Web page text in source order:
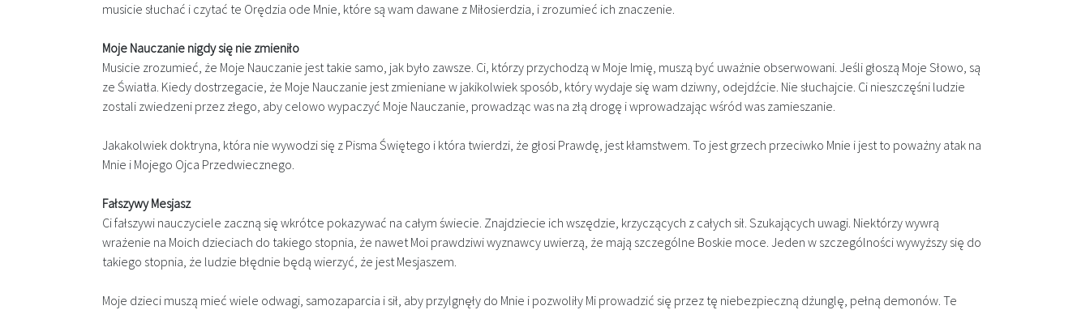
musicie słuchać i czytać te Orędzia ode Mnie, które są wam dawane z Miłosierdzia, i zrozumieć ich znaczenie.
Moje Nauczanie nigdy się nie zmieniło
Musicie zrozumieć, że Moje Nauczanie jest takie samo, jak było zawsze. Ci, którzy przychodzą w Moje Imię, muszą być uważnie obserwowani. Jeśli głoszą Moje Słowo, są
ze Światła. Kiedy dostrzegacie, że Moje Nauczanie jest zmieniane w jakikolwiek sposób, który wydaje się wam dziwny, odejdźcie. Nie słuchajcie. Ci nieszczęśni ludzie
zostali zwiedzeni przez złego, aby celowo wypaczyć Moje Nauczanie, prowadząc was na złą drogę i wprowadzając wśród was zamieszanie.
Jakakolwiek doktryna, która nie wywodzi się z Pisma Świętego i która twierdzi, że głosi Prawdę, jest kłamstwem. To jest grzech przeciwko Mnie i jest to poważny atak na
Mnie i Mojego Ojca Przedwiecznego.
Fałszywy Mesjasz
Ci fałszywi nauczyciele zaczną się wkrótce pokazywać na całym świecie. Znajdziecie ich wszędzie, krzyczących z całych sił. Szukających uwagi. Niektórzy wywrą
wrażenie na Moich dzieciach do takiego stopnia, że nawet Moi prawdziwi wyznawcy uwierzą, że mają szczególne Boskie moce. Jeden w szczególności wywyższy się do
takiego stopnia, że ludzie błędnie będą wierzyć, że jest Mesjaszem.
Moje dzieci muszą mieć wiele odwagi, samozaparcia i sił, aby przylgnęły do Mnie i pozwoliły Mi prowadzić się przez tę niebezpieczną dżunglę, pełną demonów. Te